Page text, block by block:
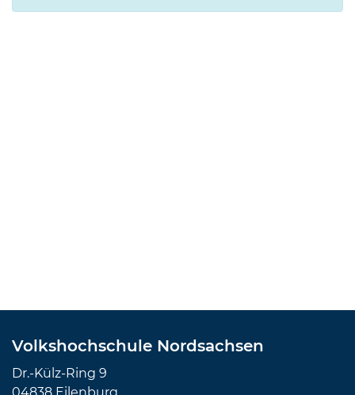
Volkshochschule Nordsachsen
Dr.-Külz-Ring 9